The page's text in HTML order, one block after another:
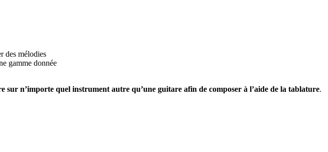
des mélodies
gamme donnée
sur n’importe quel instrument autre qu’une guitare afin de composer à l’aide de la tablature.